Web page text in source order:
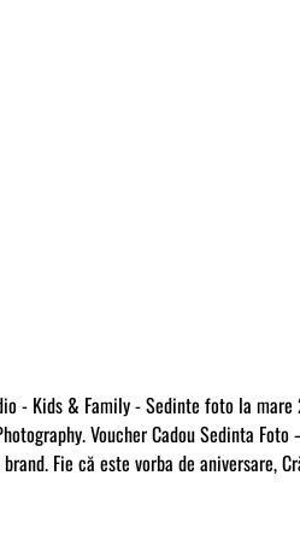
- Kids & Family - Sedinte foto la
Voucher Cadou Sedinta
Fie că este vorba de aniversare,